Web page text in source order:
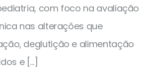
com foco na avaliação
nas alterações que
deglutição e alimentação
e […]